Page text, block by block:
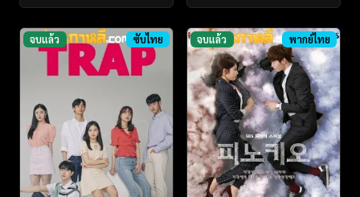
จบแล้ว ซับไทย จบแล้ว พากย์ไทย